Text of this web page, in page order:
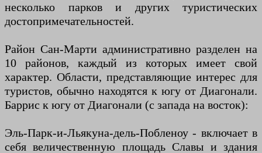
несколько парков и других туристических
достопримечательностей.
Район Сан-Марти административно разделен на
10 районов, каждый из которых имеет свой
характер. Области, представляющие интерес для
туристов, обычно находятся к югу от Диагонали.
Баррис к югу от Диагонали (с запада на восток):
Эль-Парк-и-Льякуна-дель-Побленоу - включает в
себя величественную площадь Славы и здания